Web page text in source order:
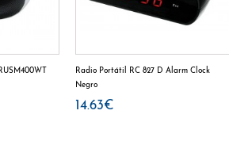
Radio Portátil RC 827 D Alarm Clock
Negro
14.63€